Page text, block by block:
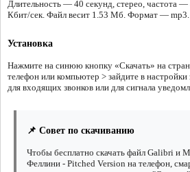
Длительность — 40 секунд, стерео, частота
Кбит/сек. Файл весит 1.53 Мб. Формат — mp3.
Установка
Нажмите на синюю кнопку «Скачать» на
телефон или компьютер > зайдите в настройки
для входящих звонков или для сигнала
📌 Совет по скачиванию
Чтобы бесплатно скачать файл Galibri и
Феллини - Pitched Version на телефон,